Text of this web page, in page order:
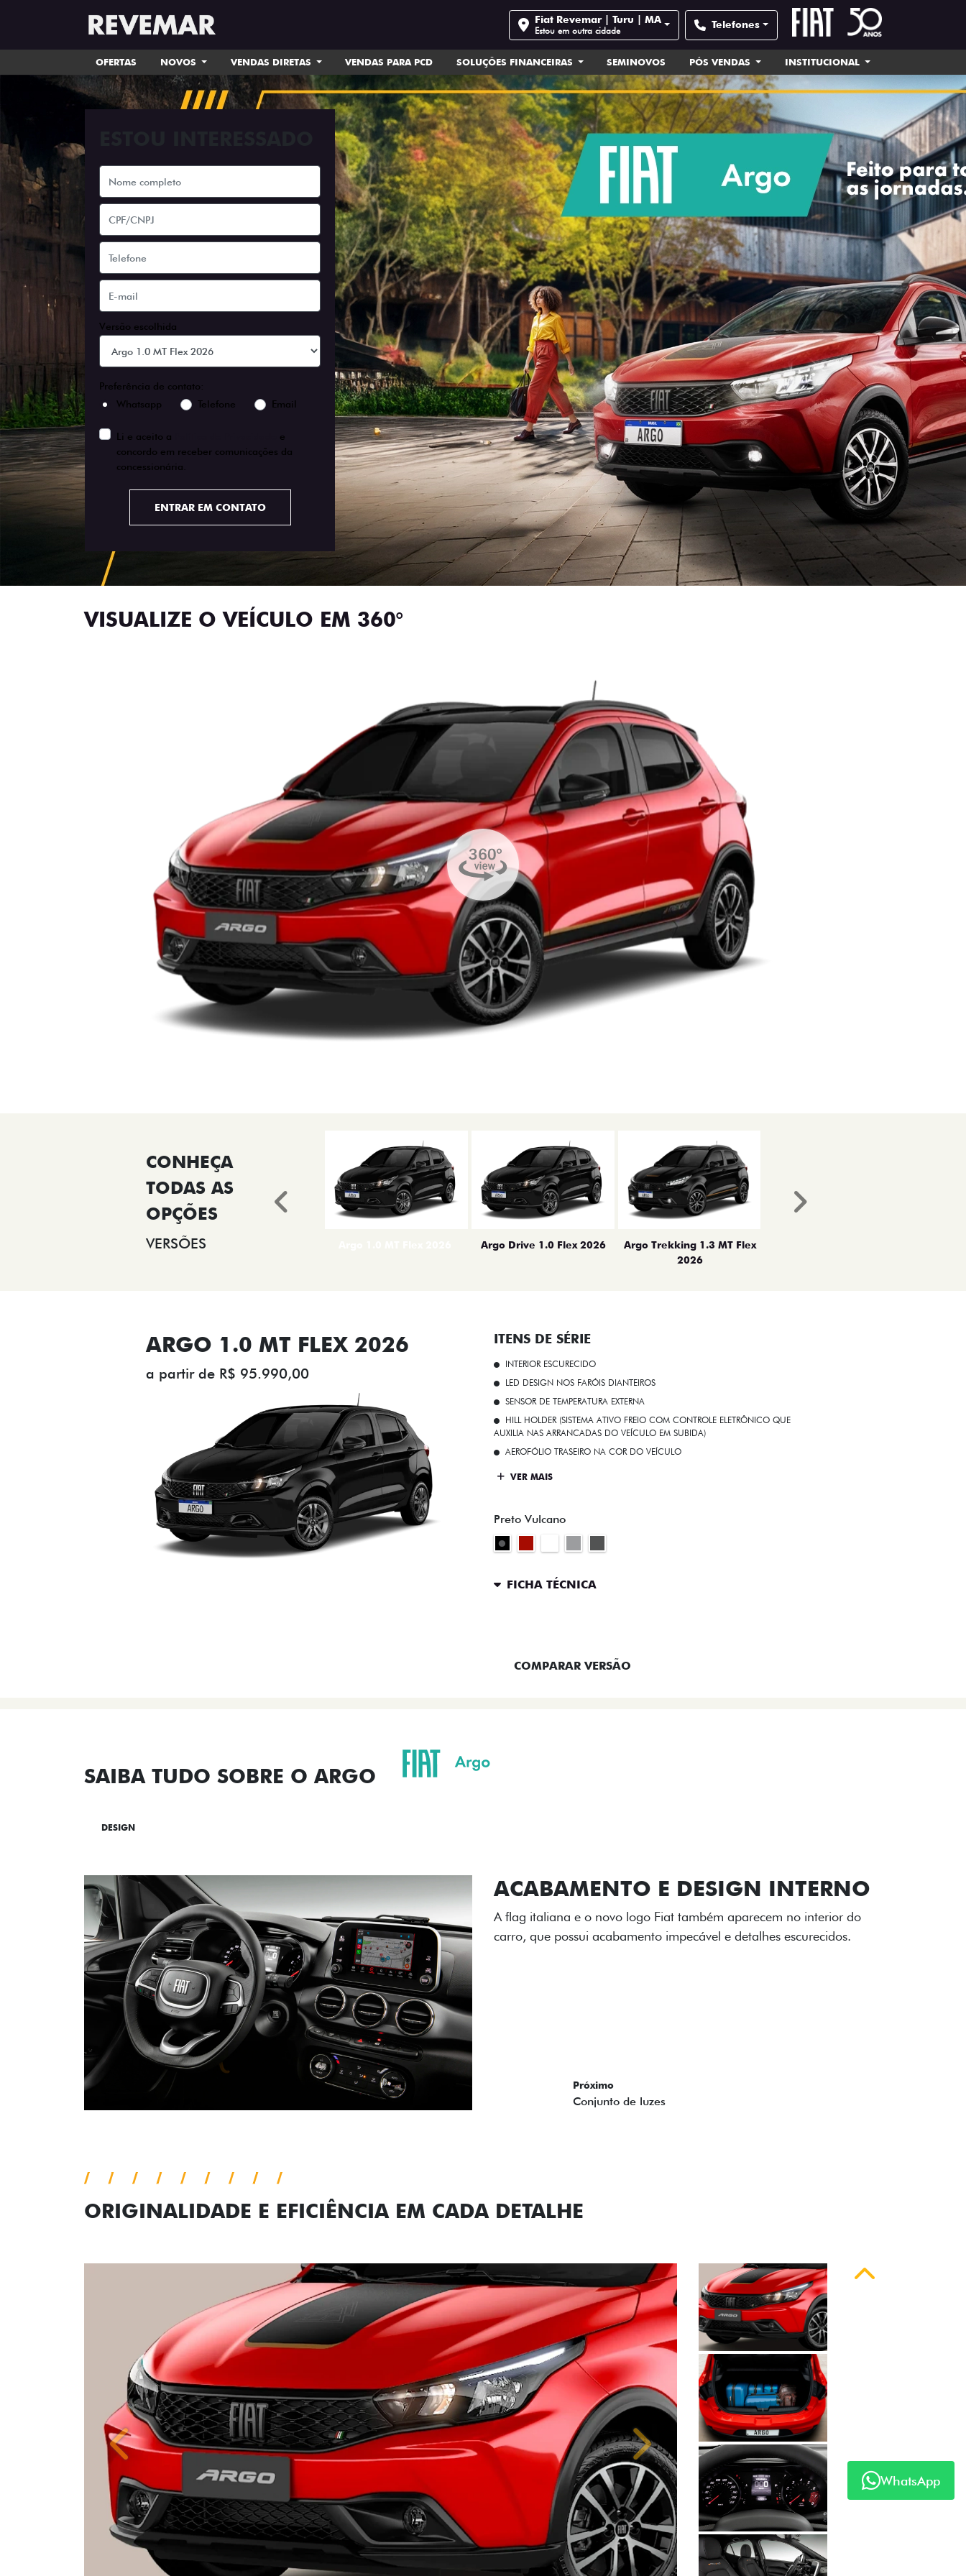
Fiat Revemar | Turu | MA
Estou em outra cidade Telefones
OFERTAS NOVOS VENDAS DIRETAS VENDAS PARA PCD SOLUÇÕES FINANCEIRAS SEMINOVOS PÓS VENDAS INSTITUCIONAL
Versão escolhida
Preferência de contato:
Whatsapp
Telefone Email
Li e aceito a
e
concordo em receber comunicações da
concessionária.
ENTRAR EM CONTATO
VISUALIZE O VEÍCULO EM 360°
VERSÕES Argo Drive 1.0 Flex 2026
Argo Trekking 1.3 MT Flex
2026
Anterior Próximo
ARGO 1.0 MT FLEX 2026
a partir de R$ 95.990,00
ITENS DE SÉRIE
INTERIOR ESCURECIDO
LED DESIGN NOS FARÓIS DIANTEIROS
SENSOR DE TEMPERATURA EXTERNA
HILL HOLDER (SISTEMA ATIVO FREIO COM CONTROLE ELETRÔNICO QUE
AUXILIA NAS ARRANCADAS DO VEÍCULO EM SUBIDA)
AEROFÓLIO TRASEIRO NA COR DO VEÍCULO
VER MAIS
Preto Vulcano
FICHA TÉCNICA
COMPARAR VERSÃO
SAIBA TUDO SOBRE O ARGO
DESIGN
ACABAMENTO E DESIGN INTERNO
A flag italiana e o novo logo Fiat também aparecem no interior do
carro, que possui acabamento impecável e detalhes escurecidos.
Próximo
Conjunto de luzes
Next
ORIGINALIDADE E EFICIÊNCIA EM CADA DETALHE
Anterior Próximo
Anterior
WhatsApp